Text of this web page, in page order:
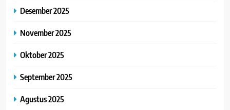
Desember 2025
November 2025
Oktober 2025
September 2025
Agustus 2025